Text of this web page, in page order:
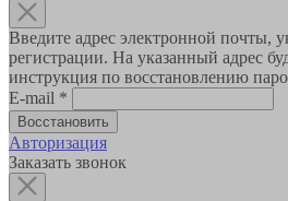
Введите адрес электронной почты,
регистрации. На указанный адрес
инструкция по восстановлению
E-mail *
Авторизация
Заказать звонок